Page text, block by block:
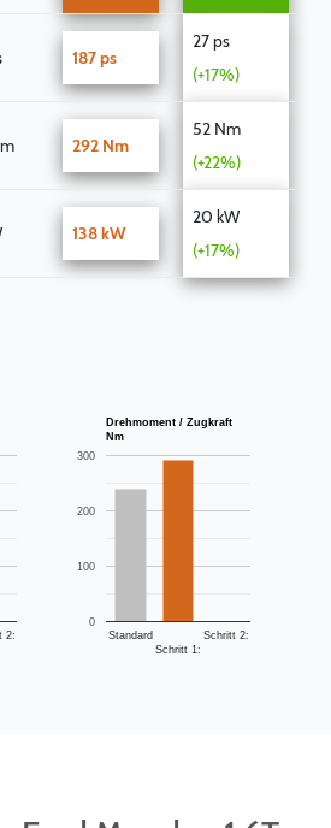
187 ps
27 ps
(+17%)
292 Nm
52 Nm
(+22%)
138 kW
20 kW
(+17%)
2:
Drehmoment / Zugkraft
Nm
Standard
Schritt 1:
Schritt 2:
0
100
200
300